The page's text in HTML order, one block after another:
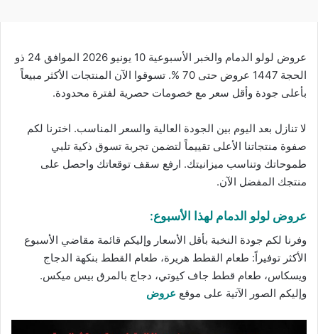
عروض لولو الدمام والخبر الأسبوعية 10 يونيو 2026 الموافق 24 ذو
الحجة 1447 عروض حتى 70 %. تسوقوا الآن المنتجات الأكثر مبيعاً
بأعلى جودة وأقل سعر مع خصومات حصرية لفترة محدودة.
لا تنازل بعد اليوم بين الجودة العالية والسعر المناسب. اخترنا لكم
صفوة منتجاتنا الأعلى تقييماً لتضمن تجربة تسوق ذكية تلبي
طموحاتك وتناسب ميزانيتك. ارفع سقف توقعاتك واحصل على
منتجك المفضل الآن.
عروض لولو الدمام لهذا الأسبوع:
وفرنا لكم جودة النخبة بأقل الأسعار وإليكم قائمة مقاضي الأسبوع
الأكثر توفيراً: طعام القطط هريرة، طعام القطط بنكهة الدجاج
ويسكاس، طعام قطط جاف كيوتي، دجاج بالمرق بيس ميكس.
وإليكم الصور الآتية على موقع عروض